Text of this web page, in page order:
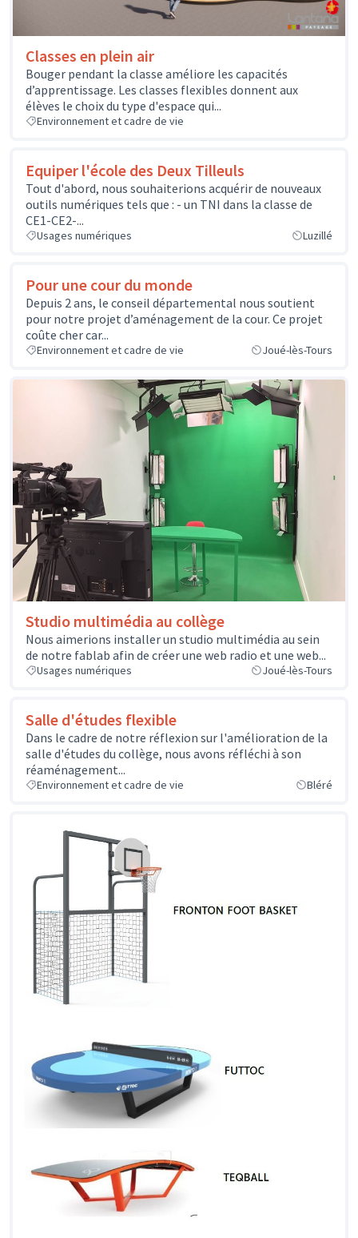
Classes en plein air
Bouger pendant la classe améliore les capacités
d’apprentissage. Les classes flexibles donnent aux
élèves le choix du type d'espace qui...
Environnement et cadre de vie
Equiper l'école des Deux Tilleuls
Tout d'abord, nous souhaiterions acquérir de nouveaux
outils numériques tels que : - un TNI dans la classe de
CE1-CE2-...
Usages numériques Luzillé
Pour une cour du monde
Depuis 2 ans, le conseil départemental nous soutient
pour notre projet d’aménagement de la cour. Ce projet
coûte cher car...
Environnement et cadre de vie Joué-lès-Tours
Studio multimédia au collège
Nous aimerions installer un studio multimédia au sein
de notre fablab afin de créer une web radio et une web...
Usages numériques Joué-lès-Tours
Salle d'études flexible
Dans le cadre de notre réflexion sur l'amélioration de la
salle d'études du collège, nous avons réfléchi à son
réaménagement...
Environnement et cadre de vie Bléré